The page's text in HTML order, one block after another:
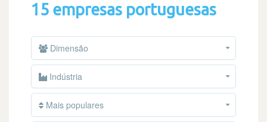
15 empresas portuguesas
Dimensão
Indústria
Mais populares